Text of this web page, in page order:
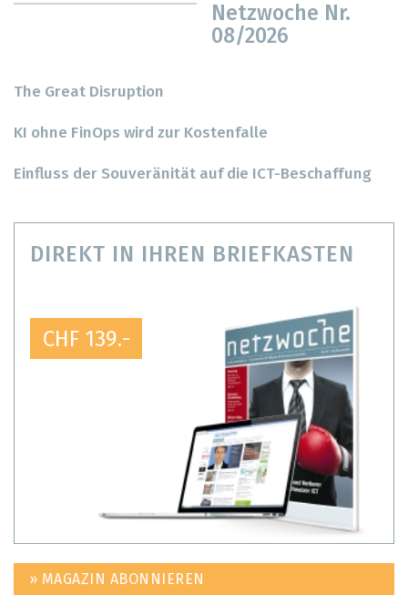
Netzwoche Nr.
08/2026
The Great Disruption
KI ohne FinOps wird zur Kostenfalle
Einfluss der Souveränität auf die ICT-Beschaffung
DIREKT IN IHREN BRIEFKASTEN
CHF 139.-
» MAGAZIN ABONNIEREN